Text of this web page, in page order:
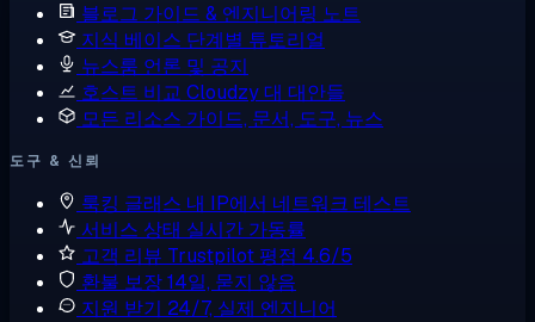
블로그 가이드 & 엔지니어링 노트
지식 베이스 단계별 튜토리얼
뉴스룸 언론 및 공지
호스트 비교 Cloudzy 대 대안들
모든 리소스 가이드, 문서, 도구, 뉴스
도구 & 신뢰
룩킹 글래스 내 IP에서 네트워크 테스트
서비스 상태 실시간 가동률
고객 리뷰 Trustpilot 평점 4.6/5
환불 보장14일, 묻지 않음
지원 받기 24/7, 실제 엔지니어